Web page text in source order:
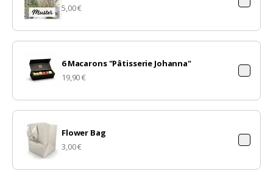
5,00 €
6 Macarons "Pâtisserie Johanna"
19,90 €
Flower Bag
3,00 €